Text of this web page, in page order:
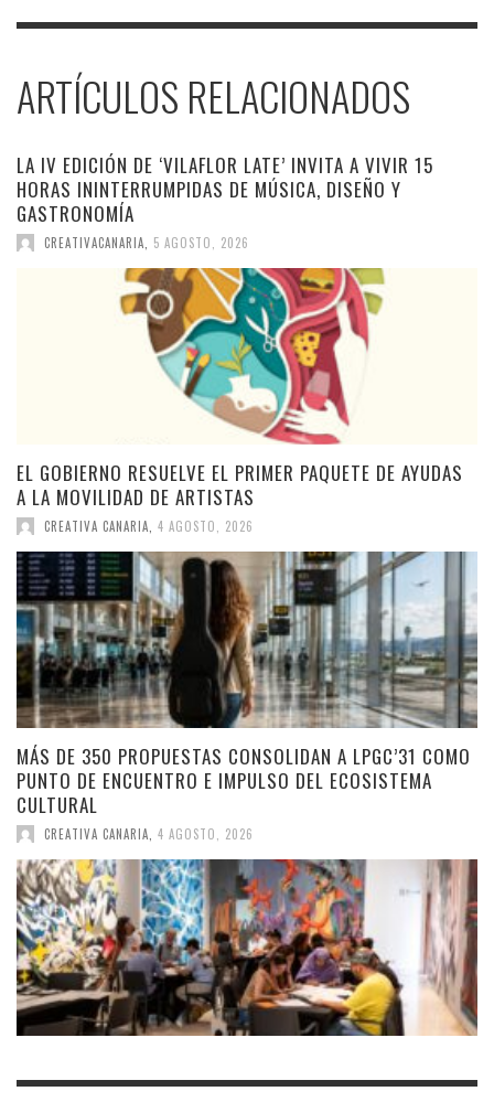
ARTÍCULOS RELACIONADOS
LA IV EDICIÓN DE ‘VILAFLOR LATE’ INVITA A VIVIR 15
HORAS ININTERRUMPIDAS DE MÚSICA, DISEÑO Y
GASTRONOMÍA
CREATIVACANARIA 5 AGOSTO, 2026
EL GOBIERNO RESUELVE EL PRIMER PAQUETE DE AYUDAS
A LA MOVILIDAD DE ARTISTAS
CREATIVA CANARIA 4 AGOSTO, 2026
MÁS DE 350 PROPUESTAS CONSOLIDAN A LPGC’31 COMO
PUNTO DE ENCUENTRO E IMPULSO DEL ECOSISTEMA
CULTURAL
CREATIVA CANARIA 4 AGOSTO, 2026